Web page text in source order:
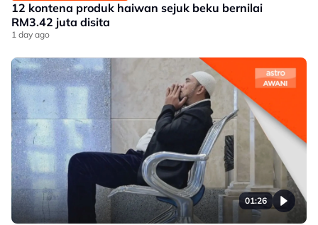
12 kontena produk haiwan sejuk beku bernilai
RM3.42 juta disita
1 day ago
01:26